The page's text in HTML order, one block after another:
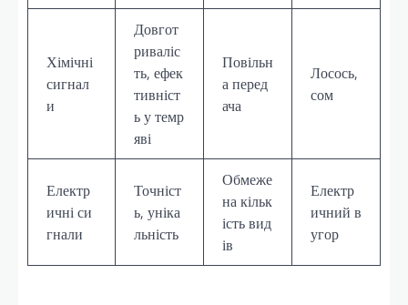
Хімічні
сигнал
и
Довгот
риваліс
ть, ефек
тивніст
ь у темр
яві
Повільн
а перед
ача
Лосось,
сом
Електр
ичні си
гнали
Точніст
ь, уніка
льність
Обмеже
на кільк
ість вид
ів
Електр
ичний в
угор